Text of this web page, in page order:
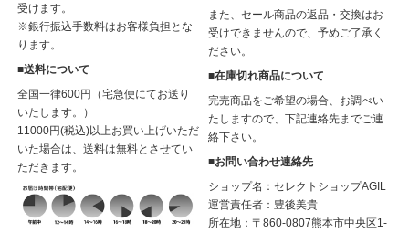
受けます。
※銀行振込手数料はお客様負担とな
ります。
■送料について
全国一律600円（宅急便にてお送り
いたします。）
11000円(税込)以上お買い上げいただ
いた場合は、送料は無料とさせてい
ただきます。
また、セール商品の返品・交換はお
受けできませんので、予めご了承く
ださい。
■在庫切れ商品について
完売商品をご希望の場合、お調べい
たしますので、下記連絡先までご連
絡下さい。
■お問い合わせ連絡先
ショップ名：セレクトショップAGIL
運営責任者：豊後美貴
所在地：〒860-0807熊本市中央区1-